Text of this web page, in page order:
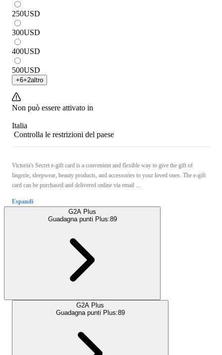
250USD
300USD
400USD
500USD
+6+2altro
Non può essere attivato in
Italia
Controlla le restrizioni del paese
Victoria's Secret e-gift card is a convenient and flexible way to give the gift of
lingerie, sleepwear, beauty products, and accessories to your loved ones. The e-gift
card can be purchased and delivered online via email ...
Espandi
G2A Plus
Guadagna punti Plus:89
G2A Plus
Guadagna punti Plus:89